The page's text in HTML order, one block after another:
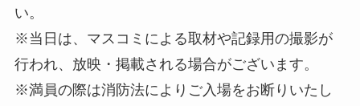
い。
※当日は、マスコミによる取材や記録用の撮影が
行われ、放映・掲載される場合がございます。
※満員の際は消防法によりご入場をお断りいたし